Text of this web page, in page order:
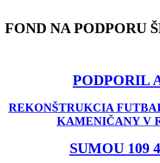
FOND NA PODPORU
PODPORIL
REKONŠTRUKCIA
KAMENIČANY V
SUMOU 109